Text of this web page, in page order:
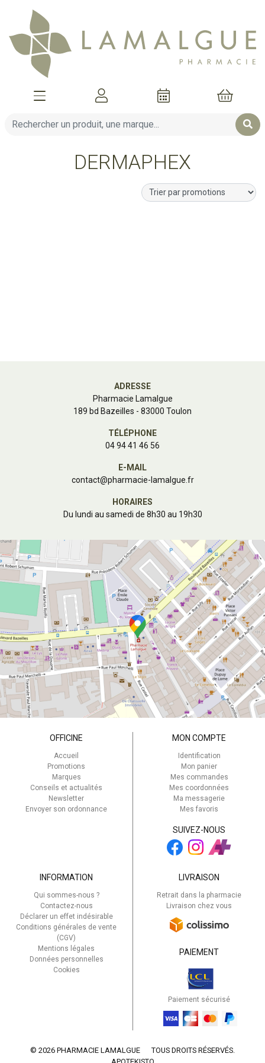
Afficher la navigation
Mon
DERMAPHEX
ADRESSE
Pharmacie Lamalgue
189 bd Bazeilles - 83000 Toulon
TÉLÉPHONE
04 94 41 46 56
E-MAIL
contact@pharmacie-lamalgue.fr
HORAIRES
Du lundi au samedi de 8h30 au 19h30
OFFICINE
Accueil
Promotions
Marques
Conseils et actualités
Newsletter
Envoyer son ordonnance
MON COMPTE
Identification
Mon panier
Mes commandes
Mes coordonnées
Ma messagerie
Mes favoris
SUIVEZ-NOUS
INFORMATION
Qui sommes-nous ?
Contactez-nous
Déclarer un effet indésirable
Conditions générales de vente
(CGV)
Mentions légales
Données personnelles
Cookies
LIVRAISON
Retrait dans la pharmacie
Livraison chez vous
PAIEMENT
Paiement sécurisé
© 2026 PHARMACIE LAMALGUE
TOUS DROITS RÉSERVÉS.